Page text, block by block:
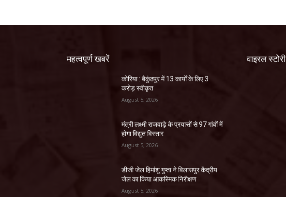
महत्वपूर्ण खबरें
कोरिया : बैकुंठपुर में 13 कार्यों के लिए 3
करोड़ स्वीकृत
August 5, 2026
मंत्री लक्ष्मी राजवाड़े के प्रयासों से 97 गांवों में
होगा विद्युत विस्तार
August 5, 2026
डीजी जेल हिमांशु गुप्ता ने बिलासपुर केंद्रीय
जेल का किया आकस्मिक निरीक्षण
August 5, 2026
वाइरल स्टोरी